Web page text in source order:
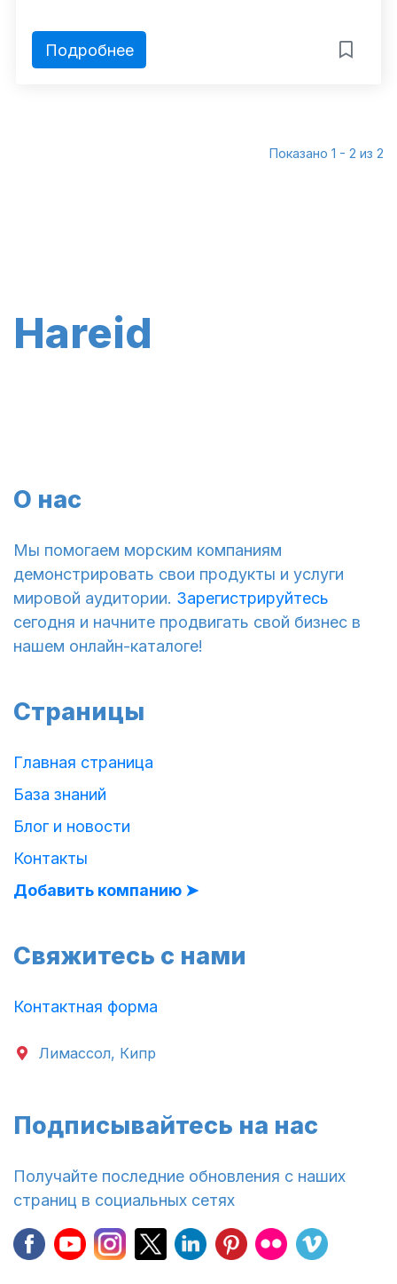
Подробнее
Показано 1 - 2 из 2
Hareid
О нас
Мы помогаем морским компаниям
демонстрировать свои продукты и услуги
мировой аудитории. Зарегистрируйтесь
сегодня и начните продвигать свой бизнес в
нашем онлайн-каталоге!
Страницы
Главная страница
База знаний
Блог и новости
Контакты
Добавить компанию ➤
Свяжитесь с нами
Контактная форма
Лимассол, Кипр
Подписывайтесь на нас
Получайте последние обновления с наших
страниц в социальных сетях